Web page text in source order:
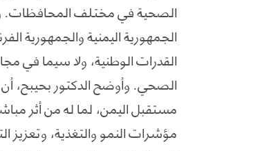
الصحية في مختلف المحافظات.
الجمهورية اليمنية والجمهورية
القدرات الوطنية، ولا سيما في
الصحي. وأوضح الدكتور بحيبح،
مستقبل اليمن، لما له من أثر
مؤشرات النمو والتغذية، وتعزيز